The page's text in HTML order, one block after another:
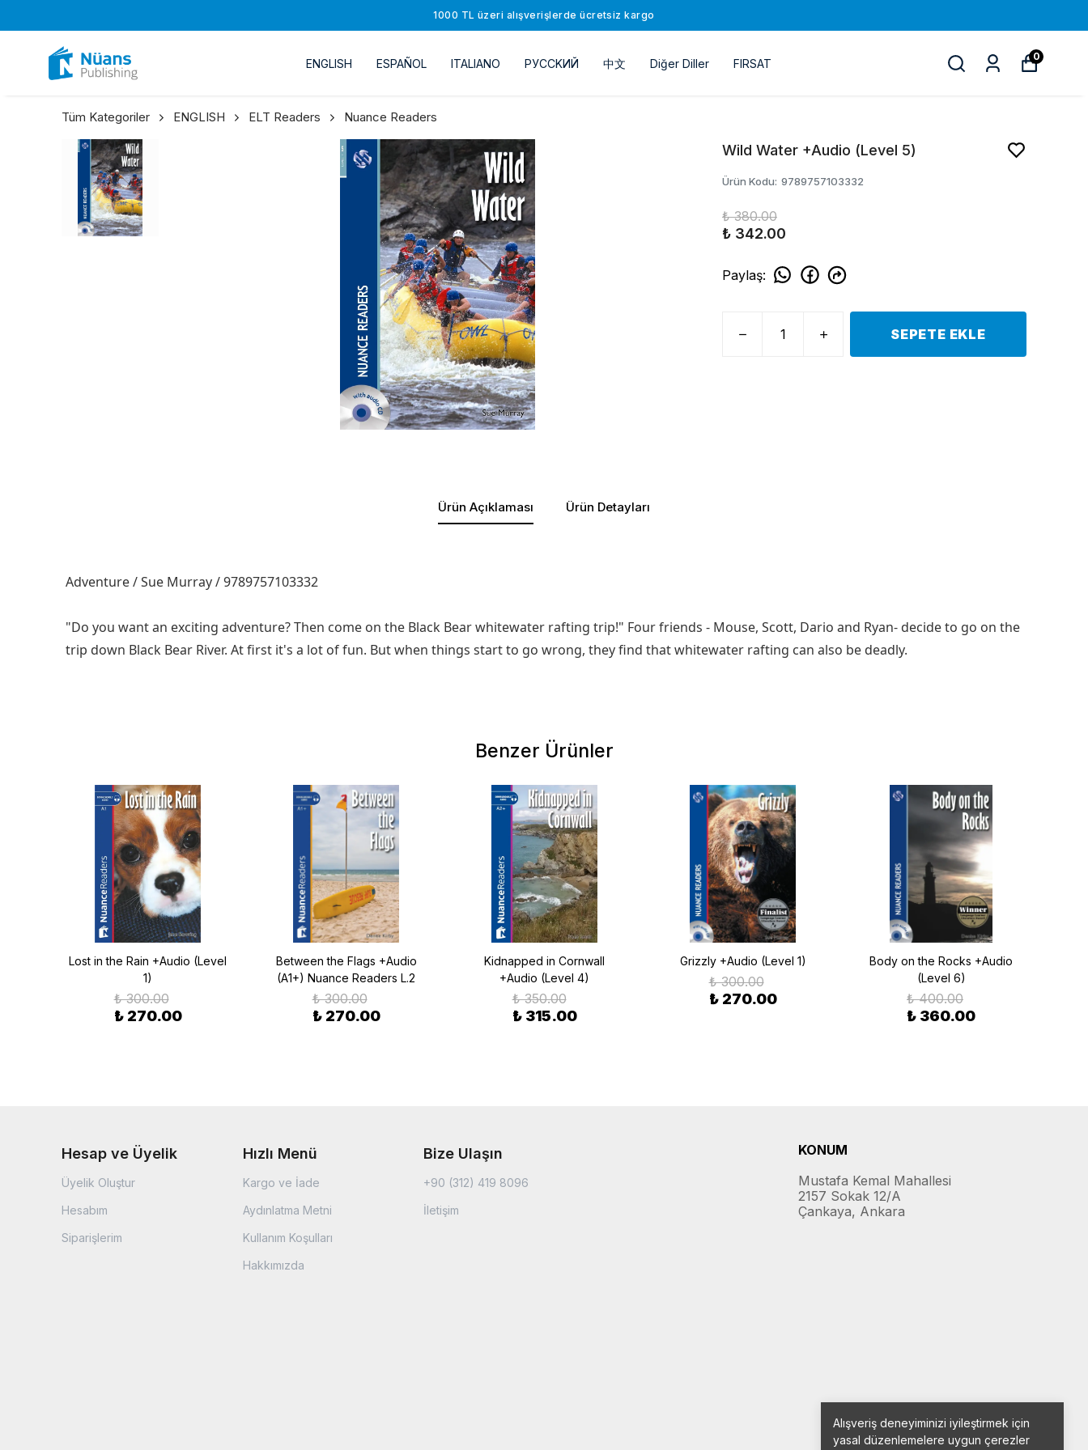
1000 TL üzeri alışverişlerde ücretsiz kargo
ENGLISH ESPAÑOL ITALIANO РУССKИЙ 中文 Diğer Diller FIRSAT
0
Alışveriş deneyiminizi iyileştirmek için
yasal düzenlemelere uygun çerezler
Tüm Kategoriler ENGLISH ELT Readers Nuance Readers
Wild Water +Audio (Level 5)
Ürün Kodu: 9789757103332
₺ 380.00
₺ 342.00
Paylaş:
SEPETE EKLE
Ürün Açıklaması Ürün Detayları
Adventure / Sue Murray / 9789757103332
"Do you want an exciting adventure? Then come on the Black Bear whitewater rafting trip!" Four friends - Mouse, Scott, Dario and Ryan- decide to go on the
trip down Black Bear River. At first it's a lot of fun. But when things start to go wrong, they find that whitewater rafting can also be deadly.
Benzer Ürünler
Lost in the Rain +Audio (Level
1)
₺ 300.00
₺ 270.00
Between the Flags +Audio
(A1+) Nuance Readers L.2
₺ 300.00
₺ 270.00
Kidnapped in Cornwall
+Audio (Level 4)
₺ 350.00
₺ 315.00
Grizzly +Audio (Level 1)
₺ 300.00
₺ 270.00
Body on the Rocks +Audio
(Level 6)
₺ 400.00
₺ 360.00
Hesap ve Üyelik
Üyelik Oluştur
Hesabım
Siparişlerim
Hızlı Menü
Kargo ve İade
Aydınlatma Metni
Kullanım Koşulları
Hakkımızda
Bize Ulaşın
+90 (312) 419 8096
İletişim
KONUM
Mustafa Kemal Mahallesi
2157 Sokak 12/A
Çankaya, Ankara